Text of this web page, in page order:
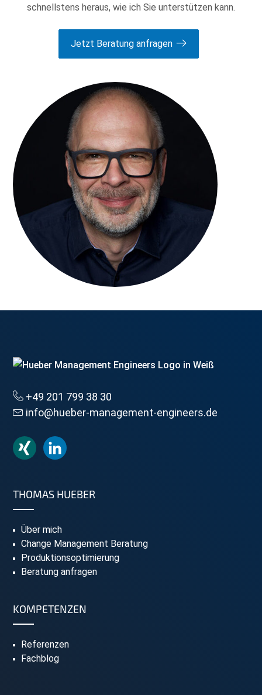
schnellstens heraus, wie ich Sie unterstützen kann.
Jetzt Beratung anfragen
+49 201 799 38 30
info@hueber-management-engineers.de
THOMAS HUEBER
Über mich
Change Management Beratung
Produktionsoptimierung
Beratung anfragen
KOMPETENZEN
Referenzen
Fachblog